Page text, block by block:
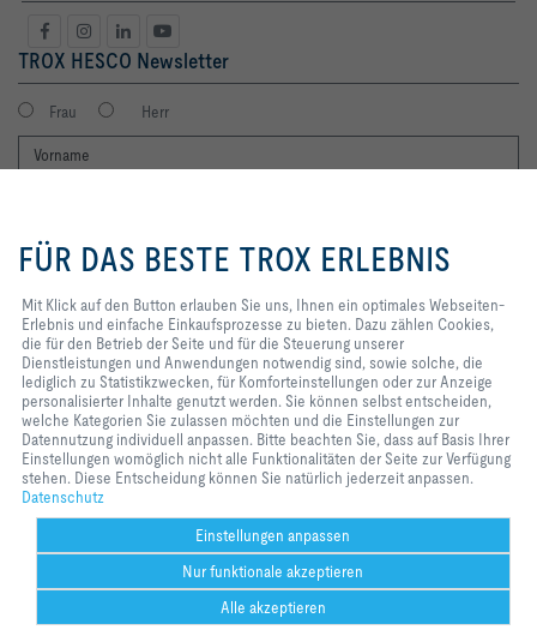
Help Desk Weitere
TROX HESCO Newsletter
Frau Herr
Ich möchte den Newsletter der TROX SE erhalten. Die Hinweise zum
Datenschutz habe ich gelesen. Selbstverständlich können Sie sich
jederzeit problemlos vom Newsletter wieder abmelden. Am Ende eines
jeden Newsletters finden Sie einen entsprechenden Abmeldelink.
Jetzt abonnieren
Home Kontakt
2026 © TROX HESCO Schweiz AG
Sie uns, Ihnen ein optimales
Webseiten-Erlebnis und einfache
zählen Cookies, die für den
Betrieb der Seite und für die
Steuerung unserer
Dienstleistungen und
Anwendungen notwendig sind,
sowie solche, die lediglich zu
Statistikzwecken, für
Komforteinstellungen oder zur
Anzeige personalisierter Inhalte
genutzt werden. Sie können selbst
Sie zulassen möchten und die
Einstellungen zur Datennutzung
individuell anpassen. Bitte
beachten Sie, dass auf Basis Ihrer
Einstellungen womöglich nicht alle
Funktionalitäten der Seite zur
Verfügung stehen. Diese
FÜR DAS BESTE TROX ERLEBNIS
Mit Klick auf den Button erlauben Sie uns, Ihnen ein optimales Webseiten-
Erlebnis und einfache Einkaufsprozesse zu bieten. Dazu zählen Cookies,
die für den Betrieb der Seite und für die Steuerung unserer
Dienstleistungen und Anwendungen notwendig sind, sowie solche, die
lediglich zu Statistikzwecken, für Komforteinstellungen oder zur Anzeige
personalisierter Inhalte genutzt werden. Sie können selbst entscheiden,
welche Kategorien Sie zulassen möchten und die Einstellungen zur
Datennutzung individuell anpassen. Bitte beachten Sie, dass auf Basis Ihrer
Einstellungen womöglich nicht alle Funktionalitäten der Seite zur Verfügung
stehen. Diese Entscheidung können Sie natürlich jederzeit anpassen.
Datenschutz
Einstellungen anpassen
Nur funktionale akzeptieren
Alle akzeptieren